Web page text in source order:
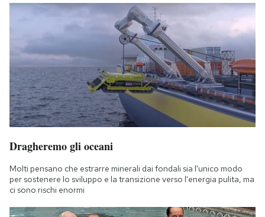
Dragheremo gli oceani
Molti pensano che estrarre minerali dai fondali sia l'unico modo
per sostenere lo sviluppo e la transizione verso l'energia pulita, ma
ci sono rischi enormi